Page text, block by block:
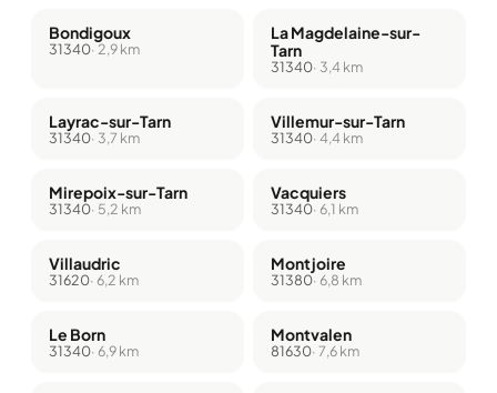
Bondigoux
31340· 2,9 km
La Magdelaine-sur-
Tarn
31340· 3,4 km
Layrac-sur-Tarn
31340· 3,7 km
Villemur-sur-Tarn
31340· 4,4 km
Mirepoix-sur-Tarn
31340· 5,2 km
Vacquiers
31340· 6,1 km
Villaudric
31620· 6,2 km
Montjoire
31380· 6,8 km
Le Born
31340· 6,9 km
Montvalen
81630· 7,6 km